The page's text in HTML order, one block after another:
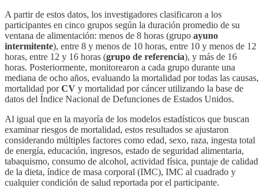
A partir de estos datos, los investigadores clasificaron a los
participantes en cinco grupos según la duración promedio de su
ventana de alimentación: menos de 8 horas (grupo ayuno
intermitente), entre 8 y menos de 10 horas, entre 10 y menos de 12
horas, entre 12 y 16 horas (grupo de referencia), y más de 16
horas. Posteriormente, monitorearon a cada grupo durante una
mediana de ocho años, evaluando la mortalidad por todas las causas,
mortalidad porCV y mortalidad por cáncer utilizando la base de
datos del Índice Nacional de Defunciones de Estados Unidos.
Al igual que en la mayoría de los modelos estadísticos que buscan
examinar riesgos de mortalidad, estos resultados se ajustaron
considerando múltiples factores como edad, sexo, raza, ingesta total
de energía, educación, ingresos, estado de seguridad alimentaria,
tabaquismo, consumo de alcohol, actividad física, puntaje de calidad
de la dieta, índice de masa corporal (IMC), IMC al cuadrado y
cualquier condición de salud reportada por el participante.